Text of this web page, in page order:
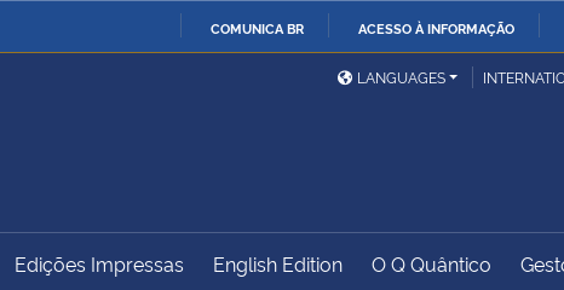
COMUNICA BR ACESSO À INFORMAÇÃO
Ministério da Defesa
Ministério das Relações
Exteriores
Ministério do
Controladoria-Geral da
LANGUAGES
Edições Impressas English Edition O Q Quântico